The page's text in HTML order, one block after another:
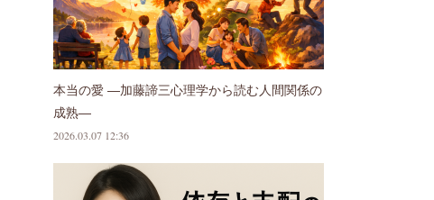
本当の愛 ―加藤諦三心理学から読む人間関係の
成熟―
2026.03.07 12:36